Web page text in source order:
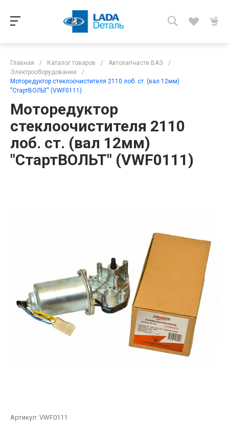
Главная / Каталог товаров / Автозапчасти ВАЗ
/
Электрооборудование
/
Моторедуктор стеклоочистителя 2110 лоб. ст. (вал 12мм)
"СтартВОЛЬТ" (VWF0111)
Моторедуктор
стеклоочистителя 2110
лоб. ст. (вал 12мм)
"СтартВОЛЬТ" (VWF0111)
Артикул: VWF0111